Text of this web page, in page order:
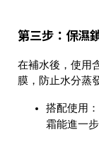
第三步：保濕
在補水後，使用
膜，防止水分蒸
搭配使用
霜能進一